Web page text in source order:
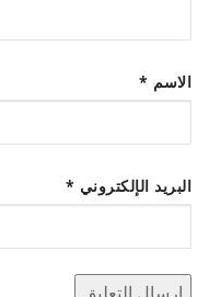
الاسم *
البريد الإلكتروني *